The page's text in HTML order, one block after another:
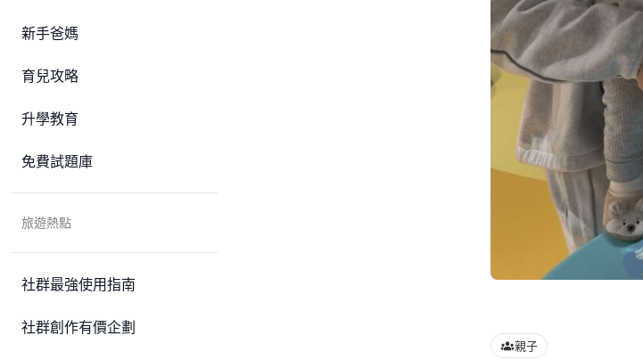
新手爸媽
育兒攻略
升學教育
免費試題庫
旅遊熱點
社群最強使用指南
社群創作有價企劃
親子